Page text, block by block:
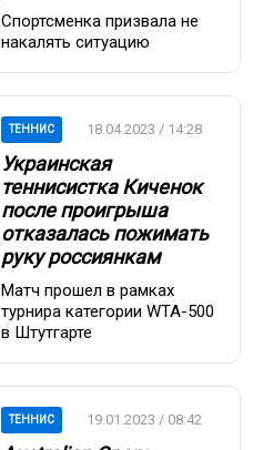
Спортсменка призвала не
накалять ситуацию
ТЕННИС 18.04.2023 / 14:28
Украинская
теннисистка Киченок
после проигрыша
отказалась пожимать
руку россиянкам
Матч прошел в рамках
турнира категории WTA-500
в Штутгарте
ТЕННИС 19.01.2023 / 08:42